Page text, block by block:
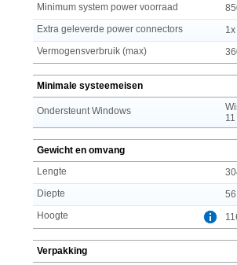
Minimum system power voorraad
Extra geleverde power connectors
Vermogensverbruik (max)
Minimale systeemeisen
Ondersteunt Windows
Gewicht en omvang
Lengte
Diepte
Hoogte
Verpakking